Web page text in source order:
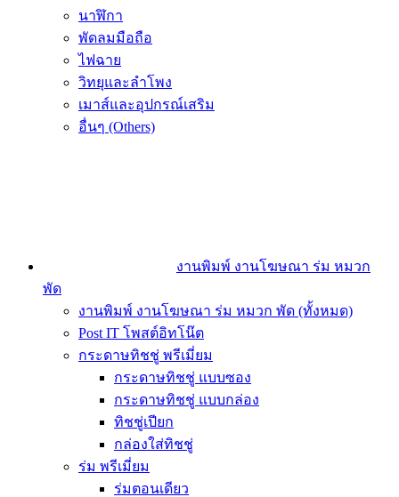
นาฬิกา
พัดลมมือถือ
ไฟฉาย
วิทยุและลำโพง
เมาส์และอุปกรณ์เสริม
อื่นๆ (Others)
งานพิมพ์ งานโฆษณา ร่ม หมวก
พัด
งานพิมพ์ งานโฆษณา ร่ม หมวก พัด (ทั้งหมด)
Post IT โพสต์อิทโน๊ต
กระดาษทิชชู่ พรีเมี่ยม
กระดาษทิชชู่ แบบซอง
กระดาษทิชชู่ แบบกล่อง
ทิชชู่เปียก
กล่องใส่ทิชชู่
ร่ม พรีเมี่ยม
ร่มตอนเดียว